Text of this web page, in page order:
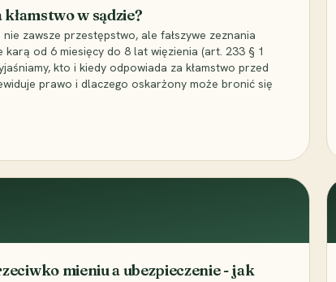
w sądzie?
zawsze przestępstwo, ale fałszywe zeznania
karą od 6 miesięcy do 8 lat więzienia (art. 233 § 1
kto i kiedy odpowiada za kłamstwo przed
prawo i dlaczego oskarżony może bronić się
mieniu a ubezpieczenie - jak